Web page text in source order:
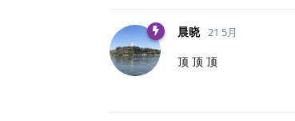
晨晓 21 5月
顶 顶 顶